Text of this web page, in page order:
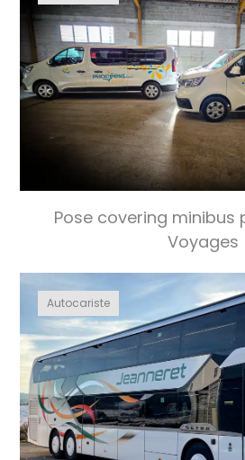
Pose covering minibus
Voyages
Autocariste